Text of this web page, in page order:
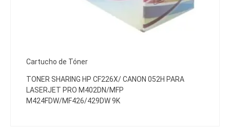
Cartucho de Tóner
TONER SHARING HP CF226X/ CANON 052H PARA
LASERJET PRO M402DN/MFP
M424FDW/MF426/429DW 9K